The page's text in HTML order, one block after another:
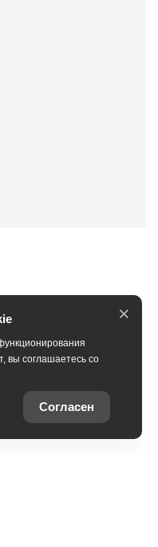
Центр Новорижский
153-54-65
вы соглашаетесь со
Согласен
×